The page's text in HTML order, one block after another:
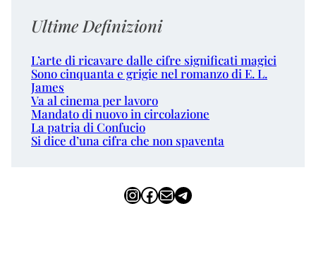
Ultime Definizioni
L’arte di ricavare dalle cifre significati magici
Sono cinquanta e grigie nel romanzo di E. L.
James
Va al cinema per lavoro
Mandato di nuovo in circolazione
La patria di Confucio
Si dice d’una cifra che non spaventa
InstagramFacebook Email Telegram